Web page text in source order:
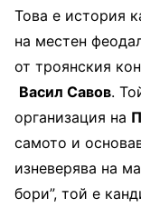
Това е история
на местен
от троянския
Васил Савов.
организация на
самото и
изневерява на
бори”, той е